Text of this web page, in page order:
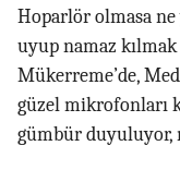
Hoparlör olmasa ne
uyup namaz
Mükerreme’de,
güzel mikrofonları
gümbür duyuluyor,